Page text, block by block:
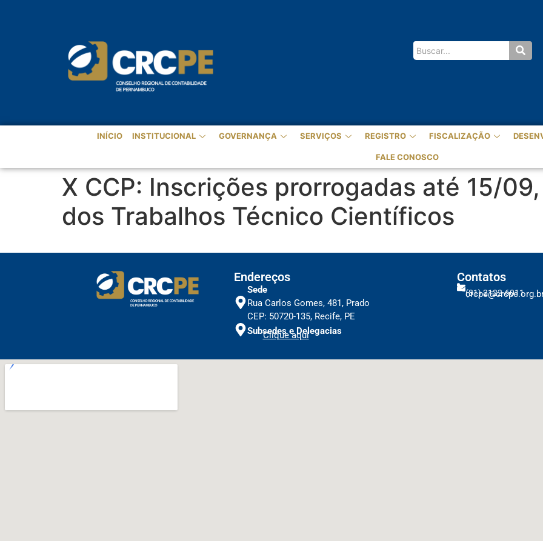
INÍCIO INSTITUCIONAL GOVERNANÇA SERVIÇOS REGISTRO FISCALIZAÇÃO
FALE CONOSCO
X CCP: Inscrições prorrogadas até 15/
dos Trabalhos Técnico Científicos
Endereços
Sede
Rua Carlos Gomes, 481, Prado
CEP: 50720-135, Recife, PE
Subsedes e Delegacias
Clique aqui
Contatos
(81) 2122-6011